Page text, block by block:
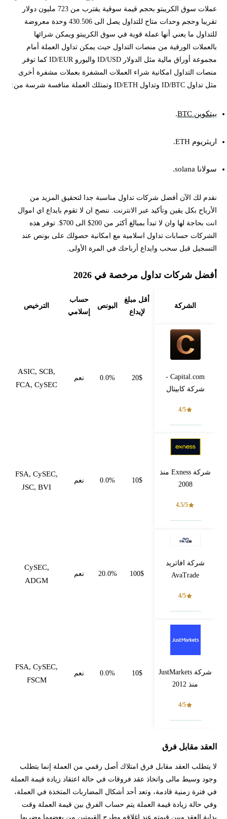
عملات سوق الكريبتو بحجم قيمة سوقية يقترب من 723 مليون دولار
تقريبا وحجم وحدات متاح للتداول يصل الى 430.506 وحدة معروضة
للتداول ما يعني أنها عملة قوية في سوق الكريبتو ويمكن شرائها
بالعملات الورقية من منصات التداول حيث يمكن تداول العملة أمام
مجموعة أوراق مالية مثل الدولار ID/USD واليورو ID/EUR كما توفر
منصات التداول امكانية شراء العملات المشفرة بعملات مشفرة أخرى
مثل تداول ID/BTC وتداول ID/ETH وتمتلك العملة منافسة شرسة من:
بيتكوين BTC .
اريثريوم ETH.
سولانا solana.
نقدم لك الآن أفضل شركات تداول مناسبة جدا لتحقيق المزيد من
الأرباح بكل يقين وتأكيد عبر الانترنت. ننصح ان لا تقوم بايداع اي اموال
انت بحاجة لها وان لا تبدأ بمبالغ أكثر من 200$ الى 700$. توفر هذه
الشركات حسابات تداول اسلامية مع امكانية حصولك على بونص عند
التسجيل قبل سحب وايداع أرباحك في المرة الأولى.
أفضل شركات تداول مرخصة في 2026
الشركة
أقل مبلغ
لإيداع
البونص
حساب
إسلامي
الترخيص
Capital.com -
شركة كابيتال
4/5
20$
0.0% نعم
ASIC, SCB,
FCA, CySEC
شركة Exness منذ
2008
4.5/5
10$
0.0% نعم
FSA, CySEC,
JSC, BVI
شركة افاتريد
AvaTrade
4/5
100$
20.0% نعم
CySEC,
ADGM
شركة JustMarkets
منذ 2012
4/5
10$
0.0% نعم
FSA, CySEC,
FSCM
العقد مقابل فرق
لا يتطلب العقد مقابل فرق امتلاك أصل رقمي من العملة إنما يتطلب
وجود وسيط مالى واتخاذ عقد فروقات في حالة اعتقاد زيادة قيمة العملة
في فترة زمنية قادمة، وتعد أحد أشكال المضاربات المتخذة في العملة،
وفي حالة زيادة قيمة العملة يتم حساب الفرق بين قيمة العملة وقت
بداية العقد وبين قيمته عند اغلاقه وطرح القيمتين من بعضهما وضربها